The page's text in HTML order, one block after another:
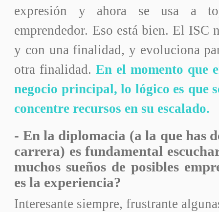
expresión y ahora se usa a
emprendedor. Eso está bien. El ISC
y con una finalidad, y evoluciona
otra finalidad.En el momento que
negocio principal, lo lógico es que
concentre recursos en su escalado.
- En la diplomacia (a la que has
carrera) es fundamental
muchos sueños de posibles
es la experiencia?
Interesante siempre, frustrante